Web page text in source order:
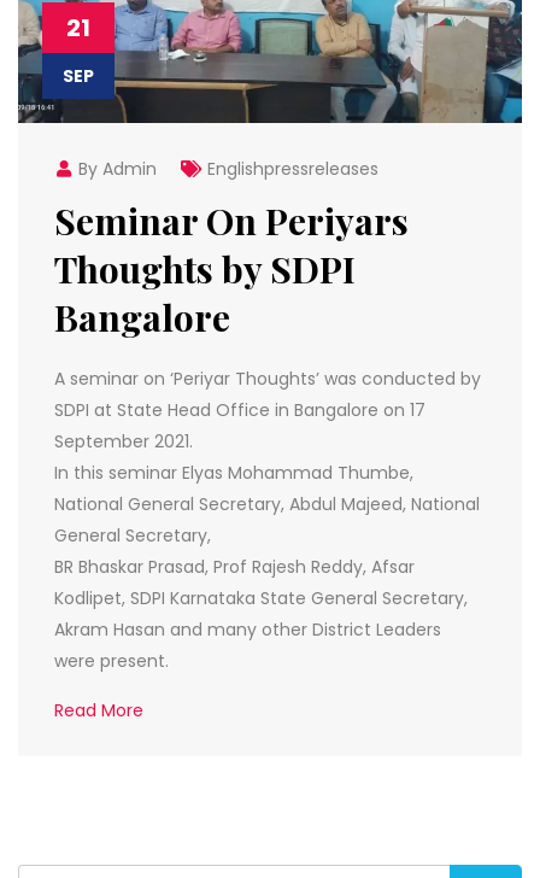
21
SEP
By Admin Englishpressreleases
Seminar On Periyars
Thoughts by SDPI
Bangalore
A seminar on ‘Periyar Thoughts’ was conducted by
SDPI at State Head Office in Bangalore on 17
September 2021.
In this seminar Elyas Mohammad Thumbe,
National General Secretary, Abdul Majeed, National
General Secretary,
BR Bhaskar Prasad, Prof Rajesh Reddy, Afsar
Kodlipet, SDPI Karnataka State General Secretary,
Akram Hasan and many other District Leaders
were present.
Read More